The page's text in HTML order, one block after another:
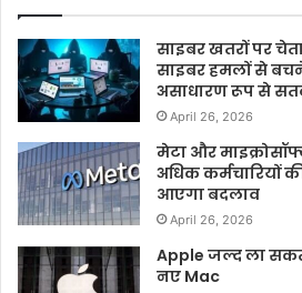
साइबर खतरों पर
साइबर हमलों से बचने
असाधारण रूप से
April 26, 2026
मेटा और
अधिक कर्मचारियों
आएगा बदलाव
April 26, 2026
Apple जल्द ला
नए Mac